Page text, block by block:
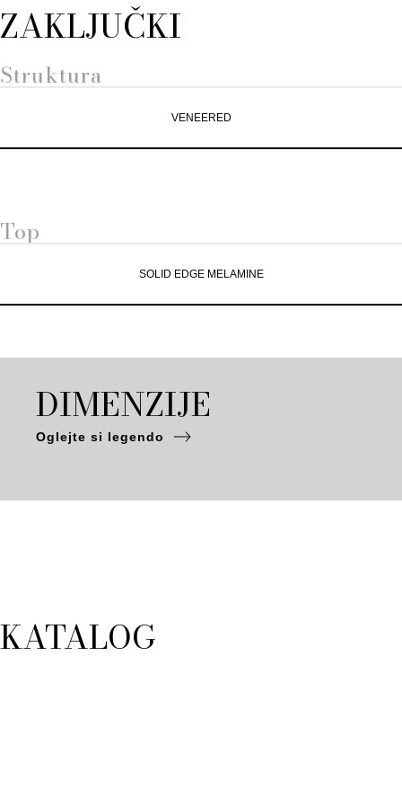
ZAKLJUČKI
Struktura
VENEERED
Top
SOLID EDGE MELAMINE
DIMENZIJE
Oglejte si legendo
KATALOG